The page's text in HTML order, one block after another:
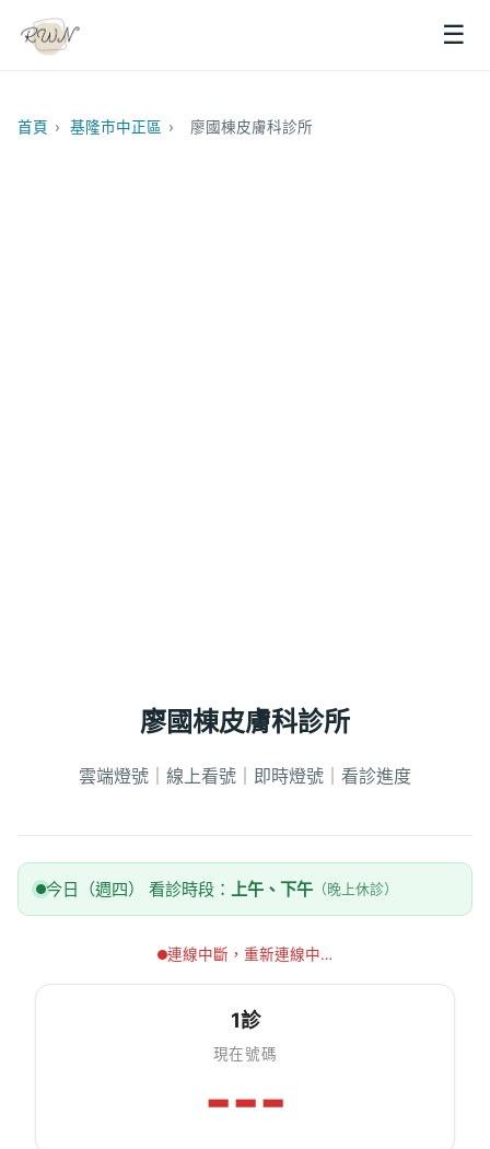
☰
首頁 › 基隆市中正區 › 廖國棟皮膚科診所
廖國棟皮膚科診所
雲端燈號｜線上看號｜即時燈號｜看診進度
今日（週四） 看診時段： 上午、下午 （晚上休診）
連線中斷，重新連線中…
1診
現在號碼
---